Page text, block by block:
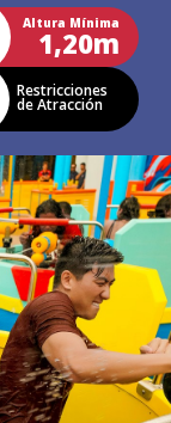
Altura Mínima
1,20m
Restricciones
de Atracción